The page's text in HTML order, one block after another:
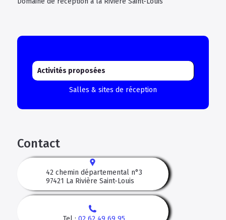
Activités proposées
Salles & sites de réception
Contact
42 chemin départemental n°3
97421 La Rivière Saint-Louis